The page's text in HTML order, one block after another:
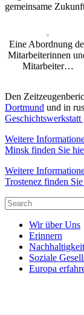
gemeinsame
Eine Abordnung
Mitarbeiterinnen
Mitarbeiter…
Den
Dortmund und in
Weitere
Minsk finden Sie
Weitere
Trostenez finden
Wir über Uns
Erinnern
Nachhaltigkeit
Soziale
Europa